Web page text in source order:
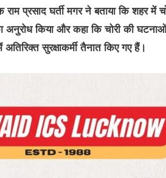
राम प्रसाद घर्ती मगर ने बताया कि शहर
किया और कहा कि चोरी की
सुरक्षाकर्मी तैनात किए गए हैं।